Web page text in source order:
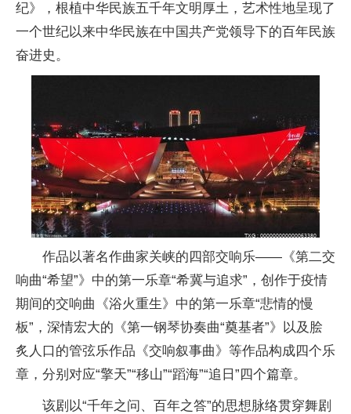
纪》，根植中华民族五千年文明厚土，艺术性地呈现了
一个世纪以来中华民族在中国共产党领导下的百年民族
奋进史。
作品以著名作曲家关峡的四部交响乐——《第二交
响曲“希望”》中的第一乐章“希冀与追求”，创作于疫情
期间的交响曲《浴火重生》中的第一乐章“悲情的慢
板”，深情宏大的《第一钢琴协奏曲“奠基者”》以及脍
炙人口的管弦乐作品《交响叙事曲》等作品构成四个乐
章，分别对应“擎天”“移山”“蹈海”“追日”四个篇章。
该剧以“千年之问、百年之答”的思想脉络贯穿舞剧